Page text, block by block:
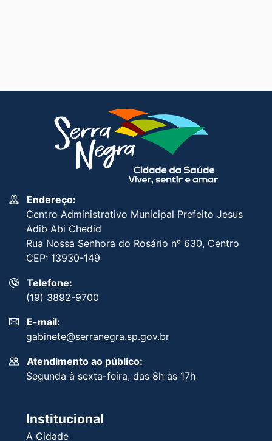
Endereço:
Centro Administrativo Municipal Prefeito Jesus
Adib Abi Chedid
Rua Nossa Senhora do Rosário nº 630, Centro
CEP: 13930-149
Telefone:
(19) 3892-9700
E-mail:
gabinete@serranegra.sp.gov.br
Atendimento ao público:
Segunda à sexta-feira, das 8h às 17h
Institucional
A Cidade